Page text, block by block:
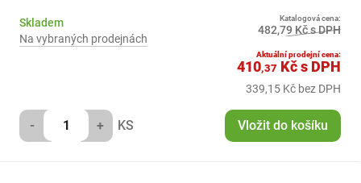
Skladem
Na vybraných prodejnách
Katalogová cena:
482,79 Kč s DPH
Aktuální prodejní cena:
410,37 Kčs DPH
339,15 Kč bez DPH
- + KS Vložit do košíku